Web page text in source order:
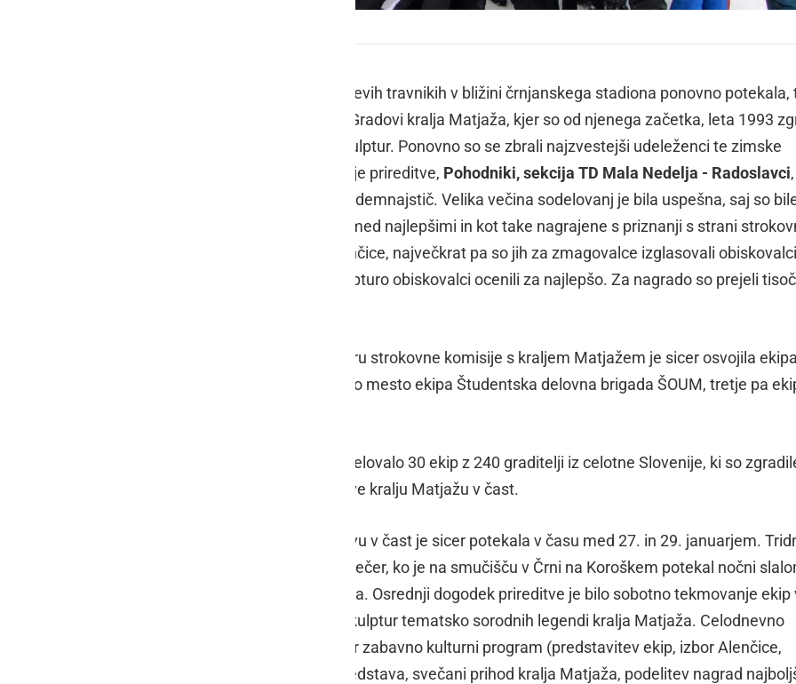
V soboto, 28. januarja, je na Matevževih travnikih v bližini črnjanskega stadiona ponovno potekala,
že 31. zimska pravljica imenovana Gradovi kralja Matjaža, kjer so od njenega začetka, leta 1993
že preko 1400 snežnih gradov in skulptur. Ponovno so se zbrali najzvestejši udeleženci te zimske
prireditve, med njimi tudi stalni gostje prireditve, Pohodniki, sekcija TD Mala Nedelja - Radoslavci
snežne skulpture v Črni gradili že sedemnajstič. Velika večina sodelovanj je bila uspešna, saj so
njihove skulpture skoraj vsako leto med najlepšimi in kot take nagrajene s priznanji s strani
komisij, bodisi kralja Matjaža in Alenčice, največkrat pa so jih za zmagovalce izglasovali
letos je bilo tako, saj so njihovo skulpturo obiskovalci ocenili za najlepšo. Za nagrado so prejeli tisoč
Prvo mesto za najlepši grad po izboru strokovne komisije s kraljem Matjažem je sicer osvojila
Športno društvo Najevska lipa, drugo mesto ekipa Študentska delovna brigada ŠOUM, tretje pa
Na sobotni prireditvi je v gradnji sodelovalo 30 ekip z 240 graditelji iz celotne Slovenije, ki so
čudovite snežne skulpture in gradove kralju Matjažu v čast.
31. prireditev njegovemu visočanstvu v čast je sicer potekala v času med 27. in 29. januarjem.
dogajanje se je pričelo že v petek zvečer, ko je na smučišču v Črni na Koroškem potekal nočni
med baklami, za pokal kralja Matjaža. Osrednji dogodek prireditve je bilo sobotno tekmovanje ekip
gradnji snežnih gradov in snežnih skulptur tematsko sorodnih legendi kralja Matjaža. Celodnevno
gradnjo je tudi letos spremljal pester zabavno kulturni program (predstavitev ekip, izbor Alenčice,
prižiganje bakel in sveč, ognjena predstava, svečani prihod kralja Matjaža, podelitev nagrad